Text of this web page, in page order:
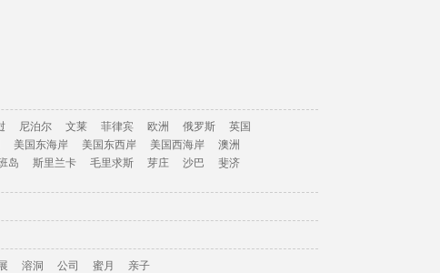
尼泊尔 文莱 菲律宾 欧洲 俄罗斯
英国
美国东海岸 美国东西岸 美国西海岸
澳洲
岛 斯里兰卡 毛里求斯 芽庄 沙巴
斐济
溶洞 公司 蜜月 亲子